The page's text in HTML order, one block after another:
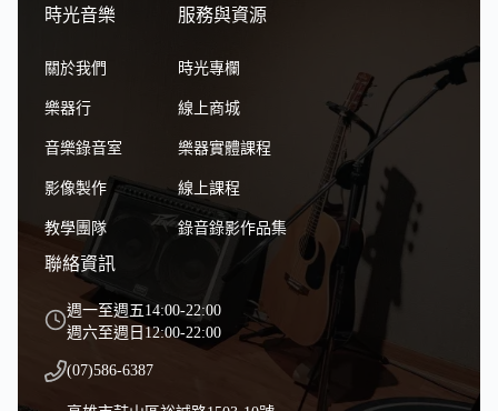
時光音樂
關於我們
樂器行
音樂錄音室
影像製作
教學團隊
服務與資源
時光專欄
線上商城
樂器實體課程
線上課程
錄音錄影作品集
聯絡資訊
週一至週五14:00-22:00
週六至週日12:00-22:00
(07)586-6387